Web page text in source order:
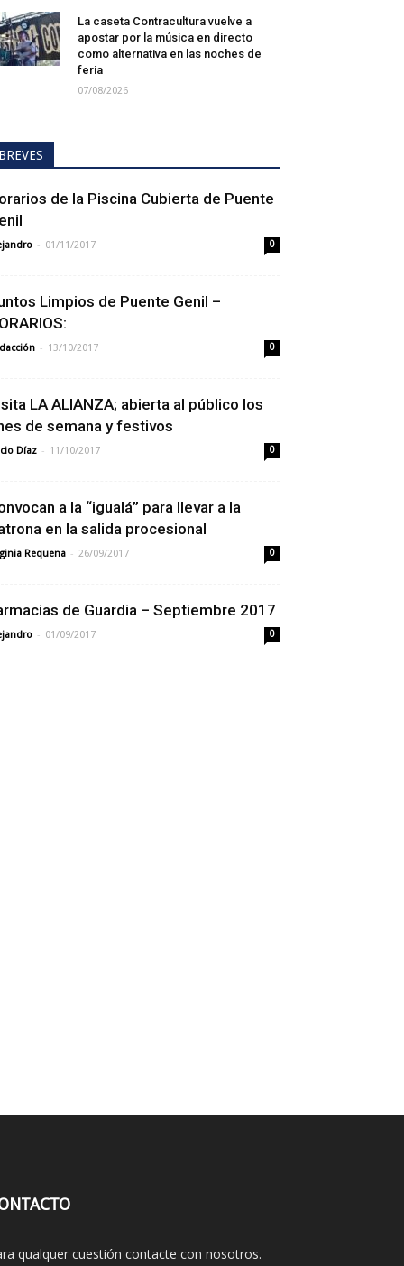
La caseta Contracultura vuelve a
apostar por la música en directo
como alternativa en las noches de
feria
07/08/2026
de la Piscina Cubierta de Puente
- 01/11/2017 0
Limpios de Puente Genil –
- 13/10/2017 0
LA ALIANZA; abierta al público los
de semana y festivos
Díaz - 11/10/2017 0
a la “igualá” para llevar a la
en la salida procesional
Requena - 26/09/2017 0
de Guardia – Septiembre 2017
- 01/09/2017 0
qualquer cuestión contacte con nosotros.